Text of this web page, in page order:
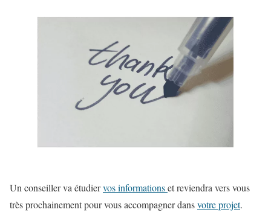
Un conseiller va étudiervos informationset reviendra vers vous
très prochainement pour vous accompagner dansvotre projet.